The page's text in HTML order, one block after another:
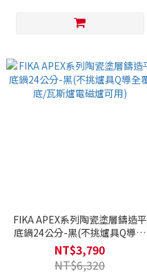
FIKA APEX系列陶瓷塗層鑄造平
底鍋24公分-黑(不挑爐具Q導全
覆底/瓦斯爐電磁爐可用)
NT$3,790
NT$6,320